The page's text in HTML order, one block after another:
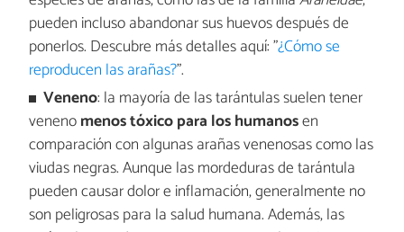
pueden incluso abandonar sus huevos después de
ponerlos. Descubre más detalles aquí: "¿Cómo se
reproducen las arañas?".
Veneno: la mayoría de las tarántulas suelen tener
venenomenos tóxico para los humanosen
comparación con algunas arañas venenosas como las
viudas negras. Aunque las mordeduras de tarántula
pueden causar dolor e inflamación, generalmente no
son peligrosas para la salud humana. Además, las